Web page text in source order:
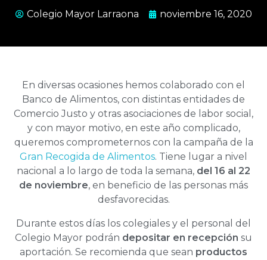
Colegio Mayor Larraona noviembre 16, 2020
En diversas ocasiones hemos colaborado con el
Banco de Alimentos, con distintas entidades de
Comercio Justo y otras asociaciones de labor social,
y con mayor motivo, en este año complicado,
queremos comprometernos con la campaña de la
Gran Recogida de Alimentos. Tiene lugar a nivel
nacional a lo largo de toda la semana, del 16 al 22
de noviembre, en beneficio de las personas más
desfavorecidas.
Durante estos días los colegiales y el personal del
Colegio Mayor podrán depositar en recepción su
aportación. Se recomienda que sean productos